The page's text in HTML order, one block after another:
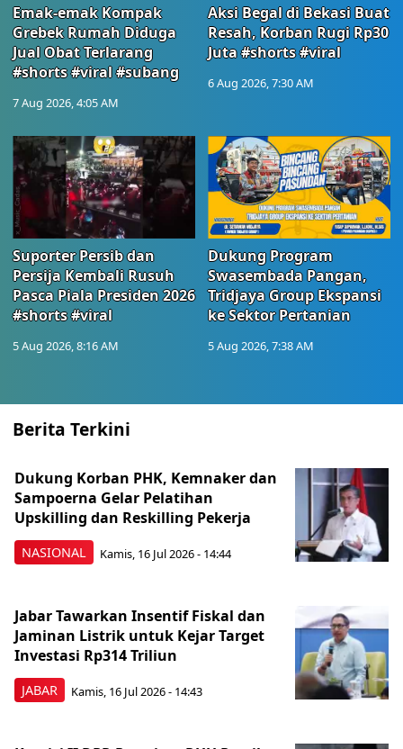
Emak-emak Kompak
Grebek Rumah Diduga
Jual Obat Terlarang
#shorts #viral #subang
7 Aug 2026, 4:05 AM
Aksi Begal di Bekasi Buat
Resah, Korban Rugi Rp30
Juta #shorts #viral
6 Aug 2026, 7:30 AM
Suporter Persib dan
Persija Kembali Rusuh
Pasca Piala Presiden 2026
#shorts #viral
5 Aug 2026, 8:16 AM
Dukung Program
Swasembada Pangan,
Tridjaya Group Ekspansi
ke Sektor Pertanian
5 Aug 2026, 7:38 AM
Berita Terkini
NASIONAL
Dukung Korban PHK, Kemnaker dan
Sampoerna Gelar Pelatihan
Upskilling dan Reskilling Pekerja
Kamis, 16 Jul 2026 - 14:44
JABAR
Jabar Tawarkan Insentif Fiskal dan
Jaminan Listrik untuk Kejar Target
Investasi Rp314 Triliun
Kamis, 16 Jul 2026 - 14:43